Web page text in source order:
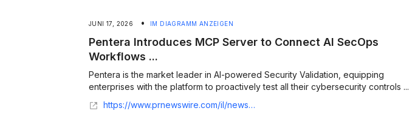
JUNI 17, 2026 • IM DIAGRAMM ANZEIGEN
Pentera Introduces MCP Server to Connect AI SecOps
Workflows ...
Pentera is the market leader in AI-powered Security Validation, equipping
enterprises with the platform to proactively test all their cybersecurity controls ...
https://www.prnewswire.com/il/news-releases/pentera-introduces-mcp-server-to-connect-ai-secops-workflows-with-offensive-security-validation-capabilities-302800726.html